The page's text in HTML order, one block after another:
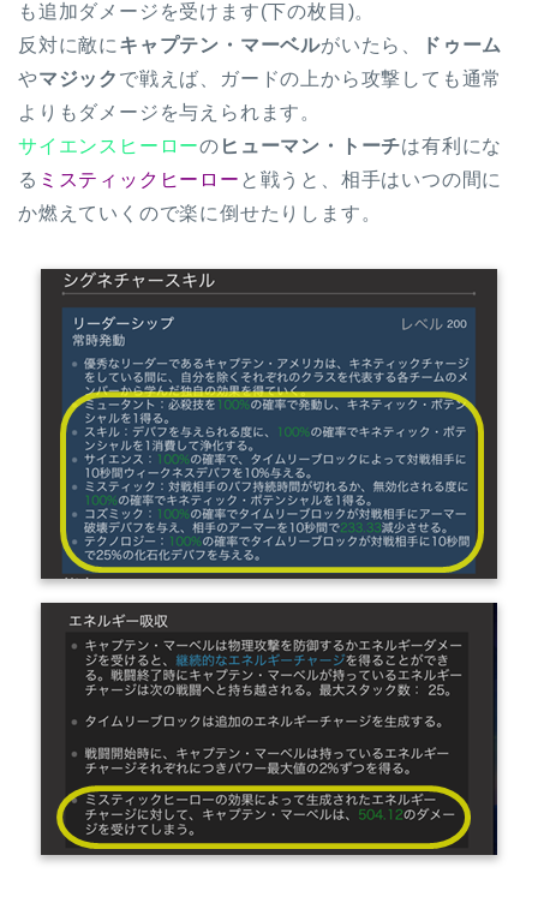
も追加ダメージを受けます(下の枚目)。
反対に敵に キャプテン・マーベルがいたら、
ドゥーム
やマジック で戦えば、ガードの上から攻撃しても通常
よりもダメージを与えられます。
サイエンスヒーローの ヒューマン・トーチは有利にな
る ミスティックヒーロー と戦うと、相手はいつの間に
か燃えていくので楽に倒せたりします。